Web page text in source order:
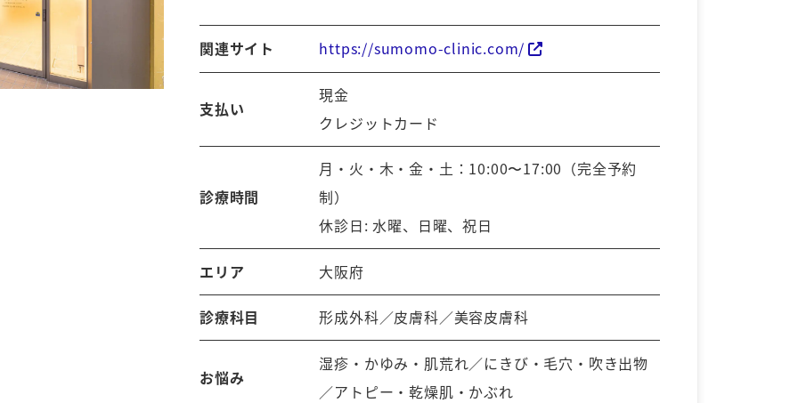
関連サイト https://sumomo-clinic.com/
支払い
現金
クレジットカード
診療時間
月・火・木・金・土：10:00〜17:00（完全予約
制）
休診日: 水曜、日曜、祝日
エリア 大阪府
診療科目 形成外科／皮膚科／美容皮膚科
お悩み
湿疹・かゆみ・肌荒れ／にきび・毛穴・吹き出物
／アトピー・乾燥肌・かぶれ